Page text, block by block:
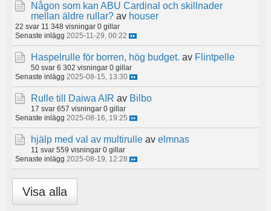
Någon som kan ABU Cardinal och skillnader
mellan äldre rullar? av houser
22 svar 11 348 visningar 0 gillar
Senaste inlägg 2025-11-29, 00:22
Haspelrulle för borren, hög budget. av Flintpelle
50 svar 6 302 visningar 0 gillar
Senaste inlägg 2025-08-15, 13:30
Rulle till Daiwa AIR av Bilbo
17 svar 657 visningar 0 gillar
Senaste inlägg 2025-08-16, 19:25
hjälp med val av multirulle av elmnas
11 svar 559 visningar 0 gillar
Senaste inlägg 2025-08-19, 12:28
Visa alla